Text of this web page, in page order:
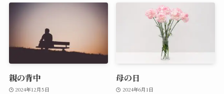
親の背中
2024年12月5日
母の日
2024年6月1日